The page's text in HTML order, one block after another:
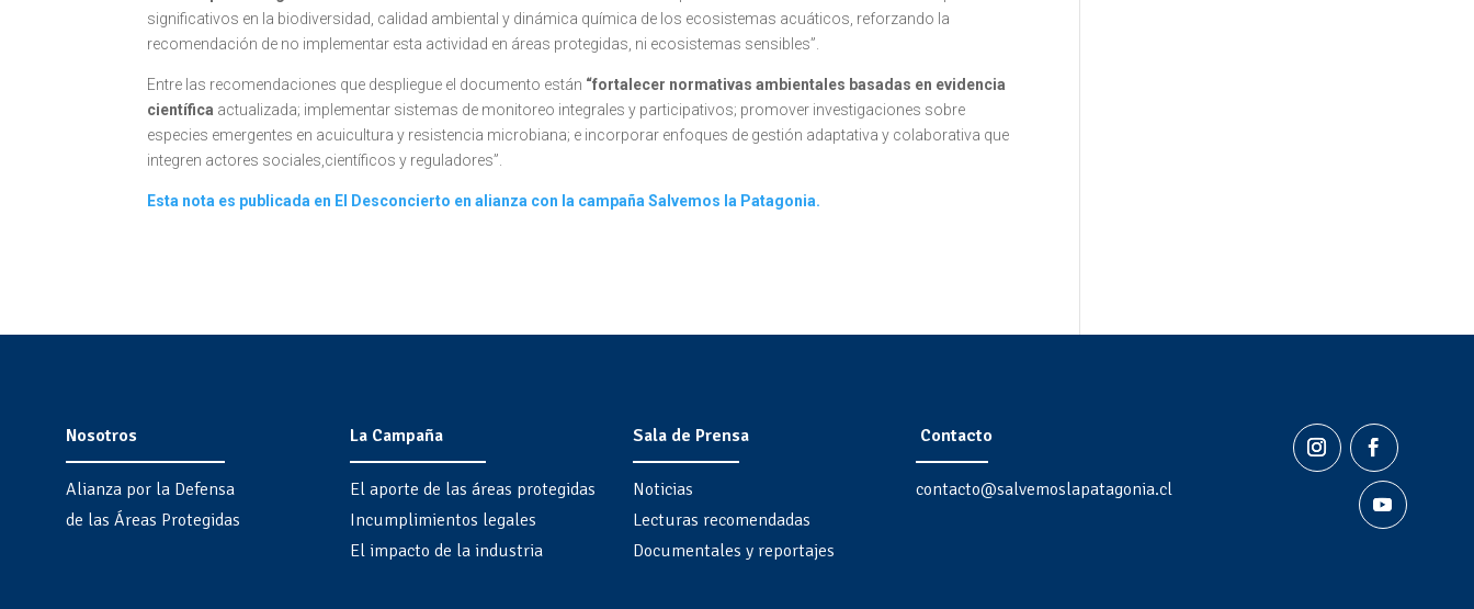
significativos en la biodiversidad, calidad ambiental y dinámica química de los ecosistemas acuáticos, reforzando la
recomendación de no implementar esta actividad en áreas protegidas, ni ecosistemas sensibles”.
Entre las recomendaciones que despliegue el documento están “fortalecer normativas ambientales basadas en evidencia
científica actualizada; implementar sistemas de monitoreo integrales y participativos; promover investigaciones sobre
especies emergentes en acuicultura y resistencia microbiana; e incorporar enfoques de gestión adaptativa y colaborativa que
integren actores sociales,científicos y reguladores”.
Esta nota es publicada en El Desconcierto en alianza con la campaña Salvemos la Patagonia.
Nosotros
Alianza por la Defensa
de las Áreas Protegidas
La Campaña
El aporte de las áreas protegidas
Incumplimientos legales
El impacto de la industria
Sala de Prensa
Noticias
Lecturas recomendadas
Documentales y reportajes
Contacto
contacto@salvemoslapatagonia.cl